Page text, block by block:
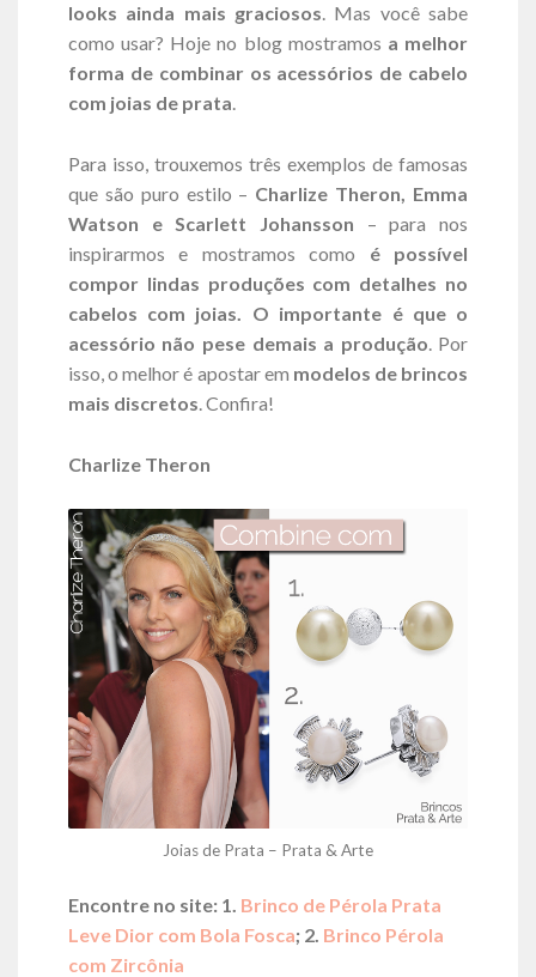
looks ainda mais graciosos. Mas você sabe
como usar? Hoje no blog mostramos a melhor
forma de combinar os acessórios de cabelo
com joias de prata.
Para isso, trouxemos três exemplos de famosas
que são puro estilo – Charlize Theron, Emma
Watson e Scarlett Johansson – para nos
inspirarmos e mostramos como é possível
compor lindas produções com detalhes no
cabelos com joias. O importante é que o
acessório não pese demais a produção. Por
isso, o melhor é apostar em modelos de brincos
mais discretos. Confira!
Charlize Theron
Joias de Prata – Prata & Arte
Encontre no site: 1. Brinco de Pérola Prata
Leve Dior com Bola Fosca; 2. Brinco Pérola
com Zircônia